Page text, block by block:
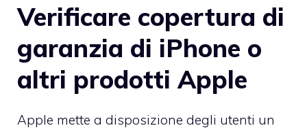
Verificare copertura di
garanzia di iPhone o
altri prodotti Apple
Apple mette a disposizione degli utenti un